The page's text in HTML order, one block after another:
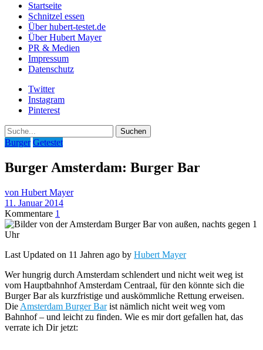
Startseite
Schnitzel essen
Über hubert-testet.de
Über Hubert Mayer
PR & Medien
Impressum
Datenschutz
Twitter
Instagram
Pinterest
Suche
Burger Getestet
Burger Amsterdam: Burger Bar
von Hubert Mayer
11. Januar 2014
Kommentare 1
Last Updated on 11 Jahren ago by Hubert Mayer
Wer hungrig durch Amsterdam schlendert und nicht weit weg ist
vom Hauptbahnhof Amsterdam Centraal, für den könnte sich die
Burger Bar als kurzfristige und auskömmliche Rettung erweisen.
Die Amsterdam Burger Barist nämlich nicht weit weg vom
Bahnhof – und leicht zu finden. Wie es mir dort gefallen hat, das
verrate ich Dir jetzt: